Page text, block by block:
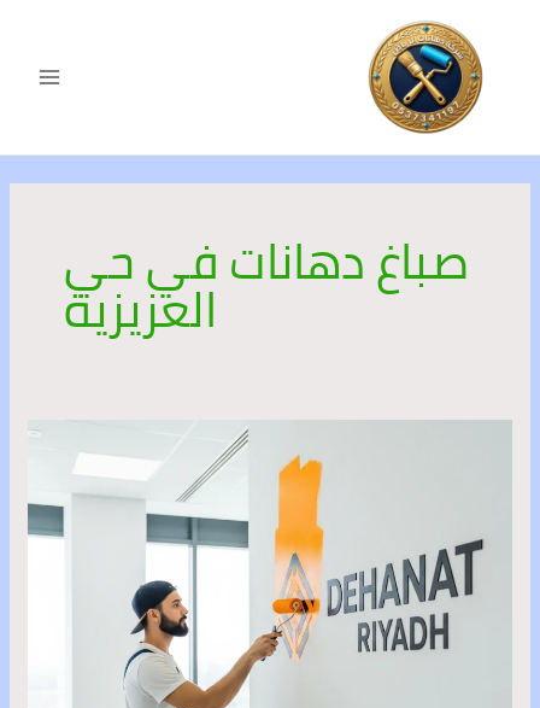
المحتوى
صباغ دهانات في حي
العزيزية
اتصل
0537341197